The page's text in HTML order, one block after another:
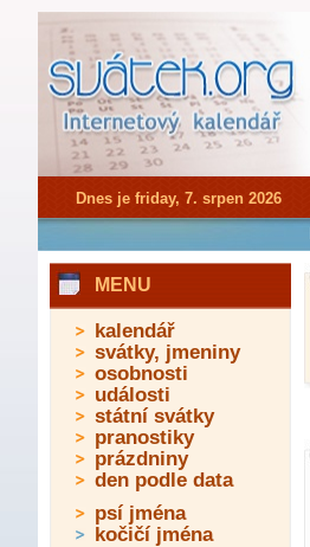
MENU
kalendář
svátky, jmeniny
osobnosti
události
státní svátky
pranostiky
prázdniny
den podle data
psí jména
kočičí jména
Dnes je friday, 7. srpen 2026